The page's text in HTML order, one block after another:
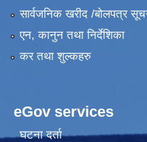
सार्वजनिक खरीद /बोलपत्र
एन, कानुन तथा निर्देशिका
कर तथा शुल्कहरु
eGov services
घटना दर्ता